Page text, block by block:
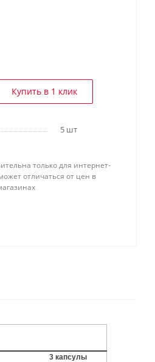
Купить в 1 клик
5 шт
только для интернет-
отличаться от цен в
3 капсулы